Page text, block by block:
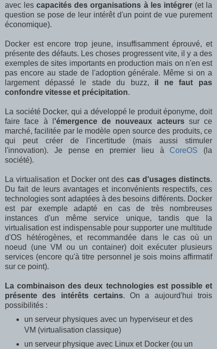
avec lescapacités des organisations à les intégrer(et la
question se pose de leur intérêt d'un point de vue purement
économique).
Docker est encore trop jeune, insuffisamment éprouvé, et
présente des défauts. Les choses progressent vite, il y a des
exemples de sites importants en production mais on n'en est
pas encore au stade de l'adoption générale. Même si on a
largement dépassé le stade du buzz, il ne faut pas
confondre vitesse et précipitation.
La société Docker, qui a développé le produit éponyme, doit
faire face à l 'émergence de nouveaux acteurssur ce
marché, facilitée par le modèle open source des produits, ce
qui peut créer de l'incertitude (mais aussi stimuler
l'innovation). Je pense en premier lieu à CoreOS (la
société).
La virtualisation et Docker ont des cas d'usages distincts.
Du fait de leurs avantages et inconvénients respectifs, ces
technologies sont adaptées à des besoins différents. Docker
est par exemple adapté en cas de très nombreuses
instances d'un même service unique, tandis que la
virtualisation est indispensable pour supporter une multitude
d'OS hétérogènes, et recommandée dans le cas où un
noeud (une VM ou un container) doit exécuter plusieurs
services (encore qu'à titre personnel je sois moins affirmatif
sur ce point).
La combinaison des deux technologies est possible et
présente des intérêts certains. On a aujourd'hui trois
possibilités :
un serveur physiques avec un hyperviseur et des
VM (virtualisation classique)
un serveur physique avec Linux et Docker (ou un